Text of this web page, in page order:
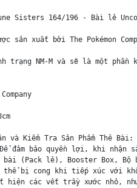
Sisters 164/196 - Bài lẻ
sản xuất bởi The
trạng NM-M và sẽ là một
và Kiểm Tra Sản Phẩm Thẻ Bài:
Để đảm bảo quyền lợi, khi
bài (Pack lẻ), Booster Box, Bộ
thể bị cong khi tiếp xúc với
các vết trầy xước nhỏ,